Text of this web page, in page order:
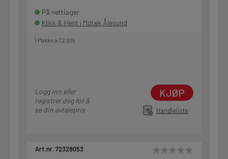
På nettlager
Klikk & Hent i Motek Ålesund
1 Pakke a 72 Stk
Logg inn eller
registrer deg for å
se din avtalepris
KJØP
Handleliste
Art.nr. 72329053